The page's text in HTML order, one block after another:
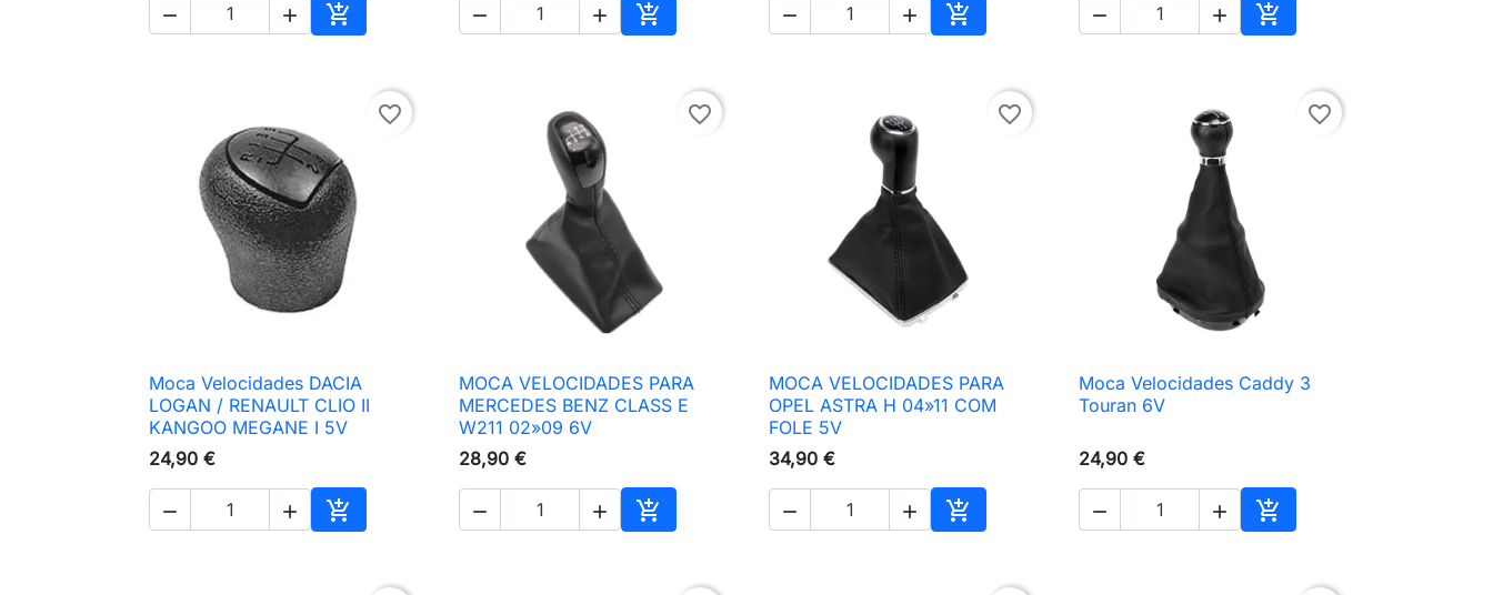
  
Adicionar ao carrinho
  
Adicionar ao carrinho
  
Adicionar ao carrinho
  
Adicionar ao carrinho
favorite_border
 Vista rápida
Moca Velocidades DACIA
LOGAN / RENAULT CLIO II
KANGOO MEGANE I 5V
24,90 €
  
Adicionar ao carrinho
favorite_border
 Vista rápida
MOCA VELOCIDADES PARA
MERCEDES BENZ CLASS E
W211 02»09 6V
28,90 €
  
Adicionar ao carrinho
favorite_border
 Vista rápida
MOCA VELOCIDADES PARA
OPEL ASTRA H 04»11 COM
FOLE 5V
34,90 €
  
Adicionar ao carrinho
favorite_border
 Vista rápida
Moca Velocidades Caddy 3
Touran 6V
24,90 €
  
Adicionar ao carrinho